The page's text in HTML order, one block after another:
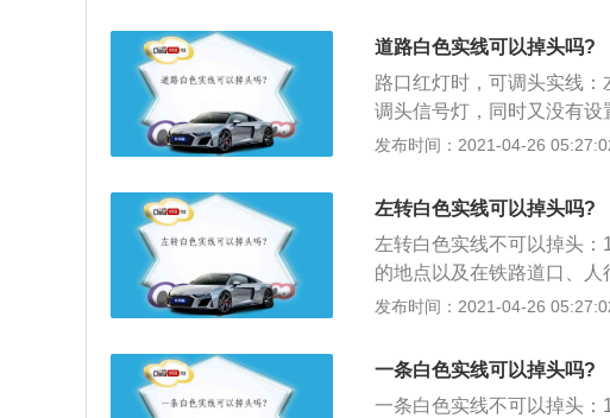
道路白色实线可以掉头吗?
路口红灯时，可调头实线
调头信号灯，同时又没有
同，调头车辆此时可在红灯
辆可调头。一旦地面标线
灯变为绿灯后方可调头行
马线位置，哪怕此路口没有
为一条单黄线一条虚线，
发布时间：2021-04-26
左转白色实线可以掉头吗?
左转白色实线不可以掉头
的地点以及在铁路道口、
的路段，不得掉头；2、机
划于路段中时，用以分隔
口时，用以引导车辆行进。
发布时间：2021-04-26
一条白色实线可以掉头吗?
一条白色实线不可以掉头